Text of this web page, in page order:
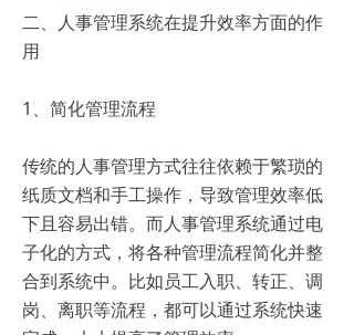
二、人事管理系统在提升效率方面的作
用
1、简化管理流程
传统的人事管理方式往往依赖于繁琐的
纸质文档和手工操作，导致管理效率低
下且容易出错。而人事管理系统通过电
子化的方式，将各种管理流程简化并整
合到系统中。比如员工入职、转正、调
岗、离职等流程，都可以通过系统快速